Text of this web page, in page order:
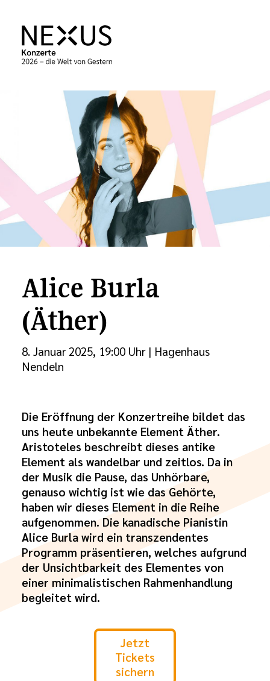
Alice Burla
(Äther)
8. Januar 2025, 19:00 Uhr | Hagenhaus
Nendeln
Die Eröffnung der Konzertreihe bildet das
uns heute unbekannte Element Äther.
Aristoteles beschreibt dieses antike
Element als wandelbar und zeitlos. Da in
der Musik die Pause, das Unhörbare,
genauso wichtig ist wie das Gehörte,
haben wir dieses Element in die Reihe
aufgenommen. Die kanadische Pianistin
Alice Burla wird ein transzendentes
Programm präsentieren, welches aufgrund
der Unsichtbarkeit des Elementes von
einer minimalistischen Rahmenhandlung
begleitet wird.
Jetzt
Tickets
sichern